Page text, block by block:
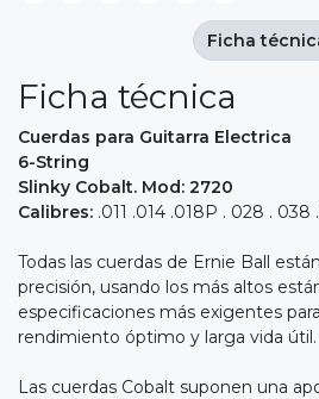
Ficha técnica
Cuerdas para Guitarra Electrica
6-String
Slinky Cobalt. Mod: 2720
Calibres: .011 .014 .018P . 028 . 038
Todas las cuerdas de Ernie Ball
precisión, usando los más altos
especificaciones más exigentes
rendimiento óptimo y larga vida útil.
Las cuerdas Cobalt suponen una
Ficha